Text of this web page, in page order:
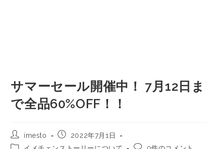
サマーセール開催中！ 7月12日ま
で全品60%OFF！！
imesto
2022年7月1日